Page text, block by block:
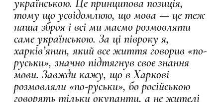
українською. Це принципова позиція,
тому що усвідомлюю, що мова — це теж
наша зброя і всі ми маємо розмовляти
саме українською. За ці півроку я,
харків’янин, який все життя говорив «по-
руськи», значно підтягнув своє знання
мови. Завжди кажу, що в Харкові
розмовляли «по-руськи», бо російською
говорять тільки окупанти, а не жителі